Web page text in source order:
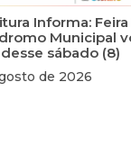
Informa:
Municipal
sábado (8)
de 2026